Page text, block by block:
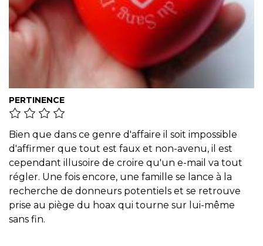
PERTINENCE
Bien que dans ce genre d'affaire il soit impossible
d'affirmer que tout est faux et non-avenu, il est
cependant illusoire de croire qu'un e-mail va tout
régler. Une fois encore, une famille se lance à la
recherche de donneurs potentiels et se retrouve
prise au piège du hoax qui tourne sur lui-même
sans fin.